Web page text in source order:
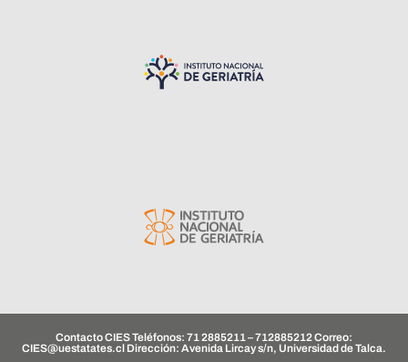
Contacto CIES Teléfonos: 71 2885211 – 712885212 Correo:
CIES@uestatates.cl Dirección: Avenida Lircay s/n, Universidad de Talca.